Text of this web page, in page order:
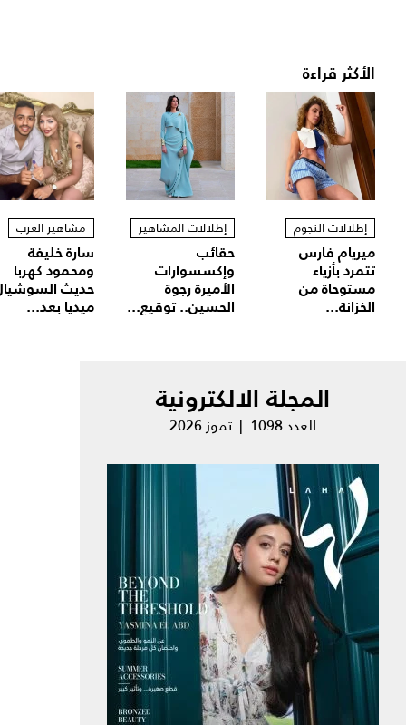
الأكثر قراءة
إطلالات النجوم
ميريام فارس
تتمرد بأزياء
مستوحاة من
الخزانة...
إطلالات المشاهير
حقائب
وإكسسوارات
الأميرة رجوة
الحسين.. توقيع...
مشاهير العرب
سارة خليفة
ومحمود كهربا
حديث
ميديا بعد...
المجلة الالكترونية
العدد 1098 | تموز 2026